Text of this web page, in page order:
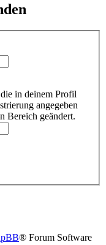
in deinem Profil
angegeben
Bereich geändert.
® Forum Software